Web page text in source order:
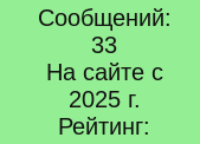
Сообщений:
33
На сайте с
2025 г.
Рейтинг: